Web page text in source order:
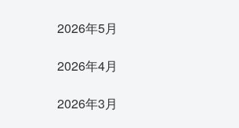
2026年5月
2026年4月
2026年3月